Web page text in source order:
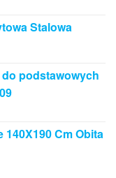
Stalowa
podstawowych
Cm Obita